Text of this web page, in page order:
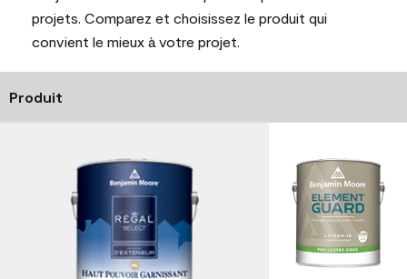
projets. Comparez et choisissez le produit qui
convient le mieux à votre projet.
Produit